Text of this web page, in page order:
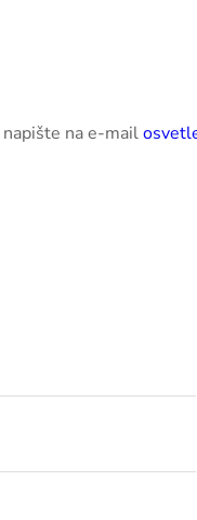
na e-mail